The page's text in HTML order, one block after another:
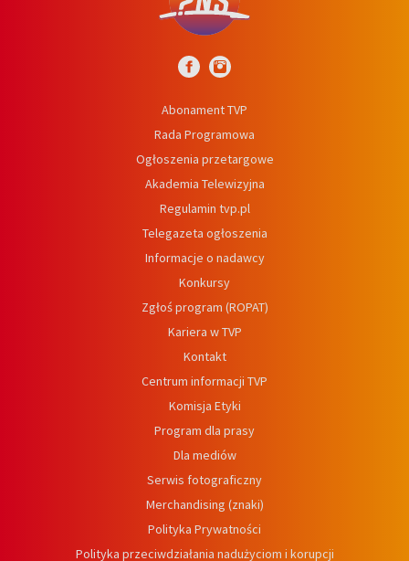
Abonament TVP
Rada Programowa
Ogłoszenia przetargowe
Akademia Telewizyjna
Regulamin tvp.pl
Telegazeta ogłoszenia
Informacje o nadawcy
Konkursy
Zgłoś program (ROPAT)
Kariera w TVP
Kontakt
Centrum informacji TVP
Komisja Etyki
Program dla prasy
Dla mediów
Serwis fotograficzny
Merchandising (znaki)
Polityka Prywatności
Polityka przeciwdziałania nadużyciom i korupcji